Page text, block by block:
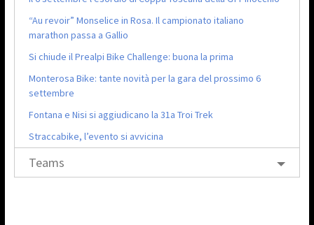
“Au revoir” Monselice in Rosa. Il campionato italiano
marathon passa a Gallio
Si chiude il Prealpi Bike Challenge: buona la prima
Monterosa Bike: tante novità per la gara del prossimo 6
settembre
Fontana e Nisi si aggiudicano la 31a Troi Trek
Straccabike, l’evento si avvicina
Teams